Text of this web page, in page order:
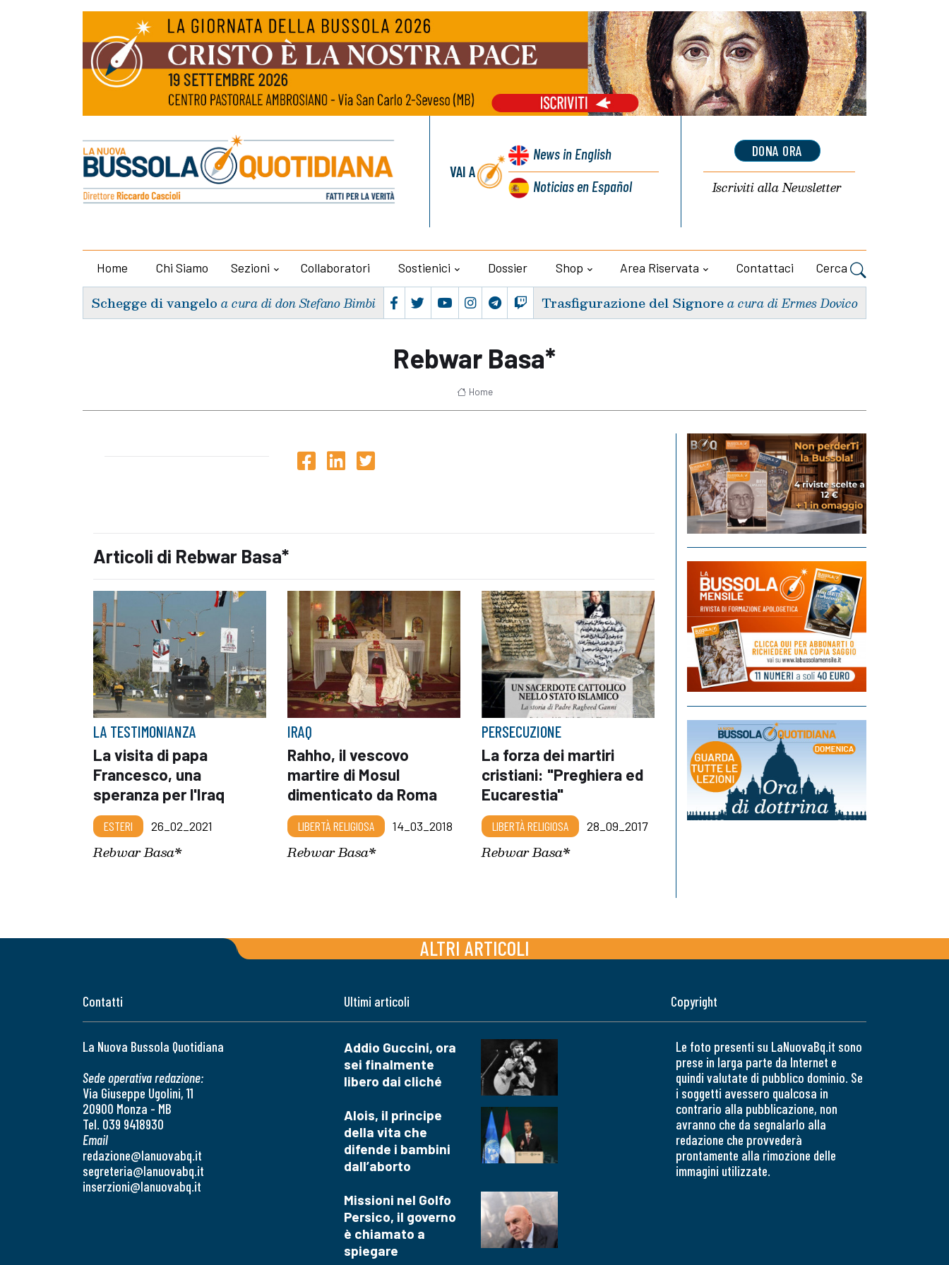
VAI A
Newsin English
Noticiasen Español
DONA ORA
Iscriviti allaNewsletter
Home Chi Siamo Sezioni Collaboratori Sostienici Dossier Shop Area Riservata Contattaci Cerca
Schegge di vangelo a cura di don Stefano Bimbi Trasfigurazione del Signorea cura di Ermes Dovico
Rebwar Basa*
Home
Articoli di Rebwar Basa*
LA TESTIMONIANZA
La visita di papa
Francesco, una
speranza per l'Iraq
ESTERI 26_02_2021
Rebwar Basa*
IRAQ
Rahho, il vescovo
martire di Mosul
dimenticato da Roma
LIBERTÀ RELIGIOSA 14_03_2018
Rebwar Basa*
PERSECUZIONE
La forza dei martiri
cristiani: "Preghiera ed
Eucarestia"
LIBERTÀ RELIGIOSA 28_09_2017
Rebwar Basa*
ALTRI ARTICOLI
Contatti
La Nuova Bussola Quotidiana
Sede operativa redazione:
Via Giuseppe Ugolini, 11
20900 Monza - MB
Tel. 039 9418930
Email
redazione@lanuovabq.it
segreteria@lanuovabq.it
inserzioni@lanuovabq.it
Ultimi articoli
Addio Guccini, ora
sei finalmente
libero dai cliché
Alois, il principe
della vita che
difende i bambini
dall’aborto
Missioni nel Golfo
Persico, il governo
è chiamato a
spiegare
Copyright
Le foto presenti su LaNuovaBq.it sono
prese in larga parte da Internet e
quindi valutate di pubblico dominio. Se
i soggetti avessero qualcosa in
contrario alla pubblicazione, non
avranno che da segnalarlo alla
redazione che provvederà
prontamente alla rimozione delle
immagini utilizzate.